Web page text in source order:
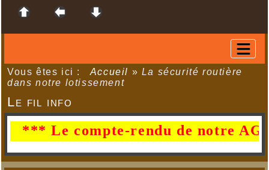
Vous êtes ici : Accueil » La sécurité routière
dans notre lotissement
Le fil info
*** Le compte-rendu de notre AG